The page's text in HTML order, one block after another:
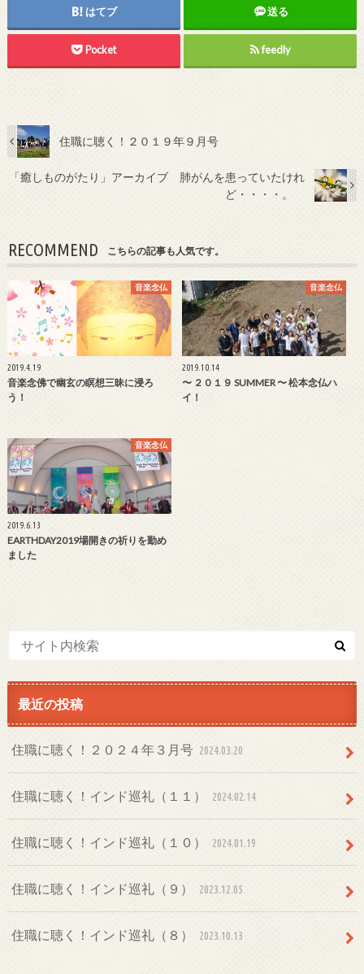
はてブ 送る
Pocket feedly
住職に聴く！２０１９年９月号
「癒しものがたり」アーカイブ 肺がんを患っていたけれ
ど・・・・。
RECOMMEND こちらの記事も人気です。
音楽念仏
2019.4.19
音楽念佛で幽玄の瞑想三昧に浸ろ
う！
音楽念仏
2019.10.14
〜 ２０１９ SUMMER 〜 松本念仏ハ
イ！
音楽念仏
2019.6.13
EARTHDAY2019場開きの祈りを勤め
ました
最近の投稿
住職に聴く！２０２４年３月号 2024.03.20
住職に聴く！インド巡礼（１１） 2024.02.14
住職に聴く！インド巡礼（１０） 2024.01.19
住職に聴く！インド巡礼（９） 2023.12.05
住職に聴く！インド巡礼（８） 2023.10.13